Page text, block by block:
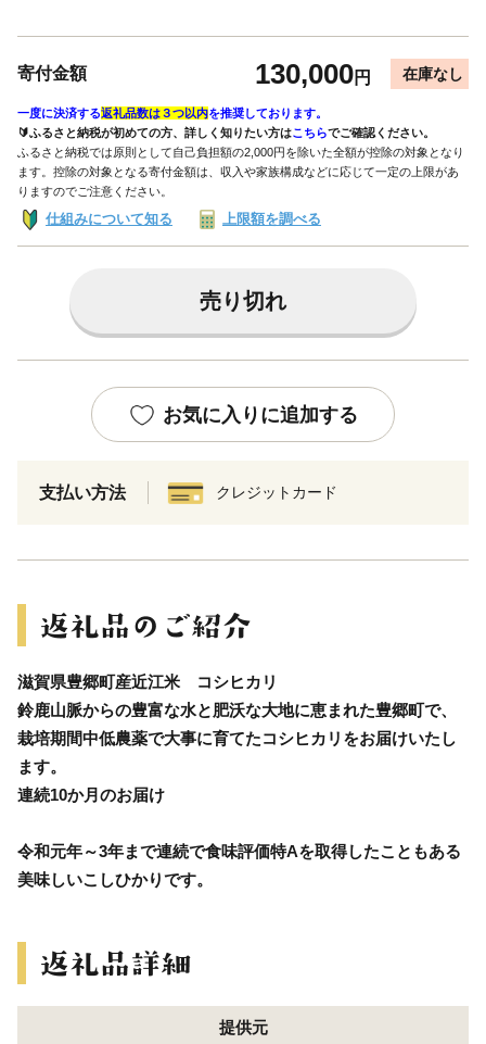
寄付金額 130,000円 在庫なし
一度に決済する返礼品数は３つ以内を推奨しております。
🔰ふるさと納税が初めての方、詳しく知りたい方はこちらでご確認ください。
ふるさと納税では原則として自己負担額の2,000円を除いた全額が控除の対象となり
ます。控除の対象となる寄付金額は、収入や家族構成などに応じて一定の上限があ
りますのでご注意ください。
仕組みについて知る 上限額を調べる
売り切れ
お気に入りに追加する
支払い方法 クレジットカード
滋賀県豊郷町産近江米 コシヒカリ
鈴鹿山脈からの豊富な水と肥沃な大地に恵まれた豊郷町で、
栽培期間中低農薬で大事に育てたコシヒカリをお届けいたし
ます。
連続10か月のお届け
令和元年～3年まで連続で食味評価特Aを取得したこともある
美味しいこしひかりです。
提供元